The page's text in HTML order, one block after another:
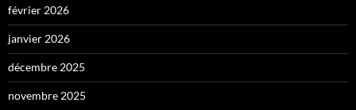
février 2026
janvier 2026
décembre 2025
novembre 2025